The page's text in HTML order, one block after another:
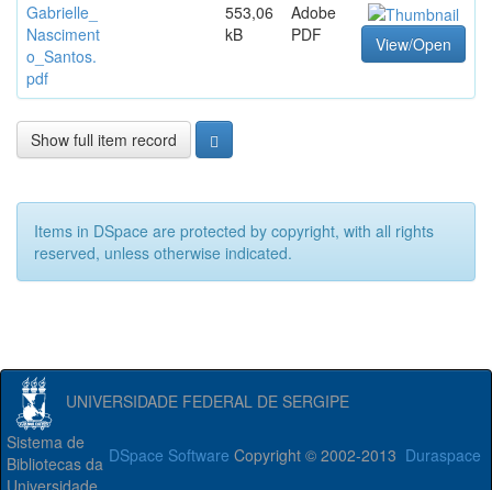
Gabrielle_
Nasciment
o_Santos.
pdf
553,06
kB
Adobe
PDF
View/Open
Show full item record
Items in DSpace are protected by copyright, with all rights
reserved, unless otherwise indicated.
UNIVERSIDADE FEDERAL DE SERGIPE
DSpace Software Copyright © 2002-2013 Duraspace
Sistema de
Bibliotecas da
Universidade